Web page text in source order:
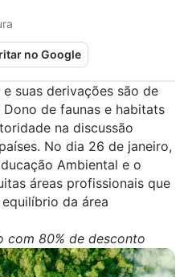
no Google
e suas derivações são de
de faunas e habitats
na discussão
No dia 26 de janeiro,
Ambiental e o
áreas profissionais que
da área
com 80% de desconto